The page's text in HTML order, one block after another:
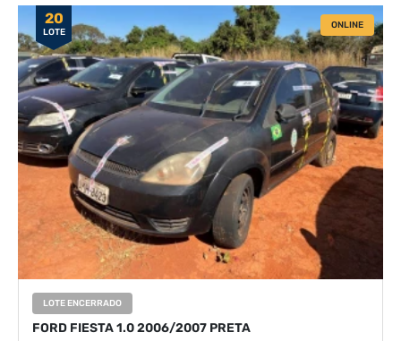
20
LOTE
ONLINE
LOTE ENCERRADO
FORD FIESTA 1.0 2006/2007 PRETA